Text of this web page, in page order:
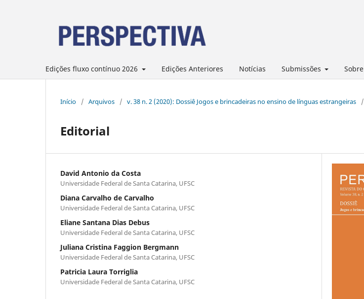
Edições fluxo contínuo 2026 Edições Anteriores Notícias Submissões Sobre
Início / Arquivos / v. 38 n. 2 (2020): Dossiê Jogos e brincadeiras no ensino de línguas estrangeiras /
Editorial
David Antonio da Costa
Universidade Federal de Santa Catarina, UFSC
Diana Carvalho de Carvalho
Universidade Federal de Santa Catarina, UFSC
Eliane Santana Dias Debus
Universidade Federal de Santa Catarina, UFSC
Juliana Cristina Faggion Bergmann
Universidade Federal de Santa Catarina, UFSC
Patricia Laura Torriglia
Universidade Federal de Santa Catarina, UFSC